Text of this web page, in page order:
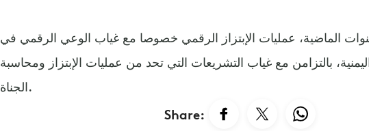
الماضية، عمليات الإبتزاز الرقمي خصوصا مع غياب الوعي الرقمي في
بالتزامن مع غياب التشريعات التي تحد من عمليات الإبتزاز ومحاسبة
الجناة.
Share: